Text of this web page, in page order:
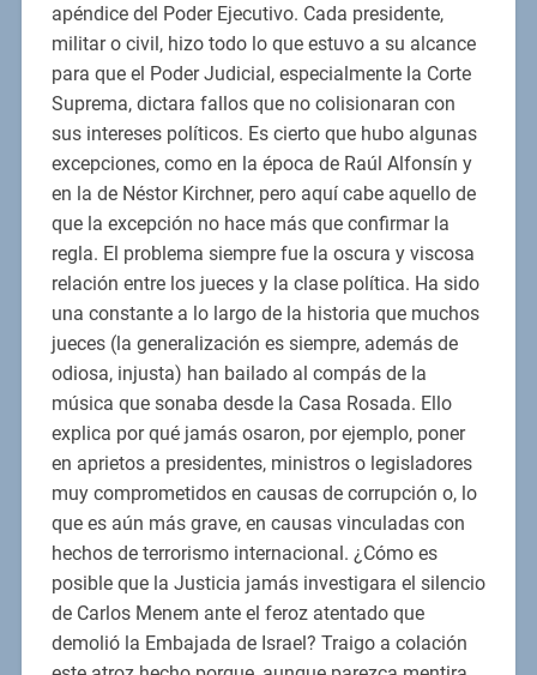
apéndice del Poder Ejecutivo. Cada presidente,
militar o civil, hizo todo lo que estuvo a su alcance
para que el Poder Judicial, especialmente la Corte
Suprema, dictara fallos que no colisionaran con
sus intereses políticos. Es cierto que hubo algunas
excepciones, como en la época de Raúl Alfonsín y
en la de Néstor Kirchner, pero aquí cabe aquello de
que la excepción no hace más que confirmar la
regla. El problema siempre fue la oscura y viscosa
relación entre los jueces y la clase política. Ha sido
una constante a lo largo de la historia que muchos
jueces (la generalización es siempre, además de
odiosa, injusta) han bailado al compás de la
música que sonaba desde la Casa Rosada. Ello
explica por qué jamás osaron, por ejemplo, poner
en aprietos a presidentes, ministros o legisladores
muy comprometidos en causas de corrupción o, lo
que es aún más grave, en causas vinculadas con
hechos de terrorismo internacional. ¿Cómo es
posible que la Justicia jamás investigara el silencio
de Carlos Menem ante el feroz atentado que
demolió la Embajada de Israel? Traigo a colación